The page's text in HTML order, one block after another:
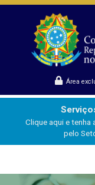
Área
Clique aqui e
pelo